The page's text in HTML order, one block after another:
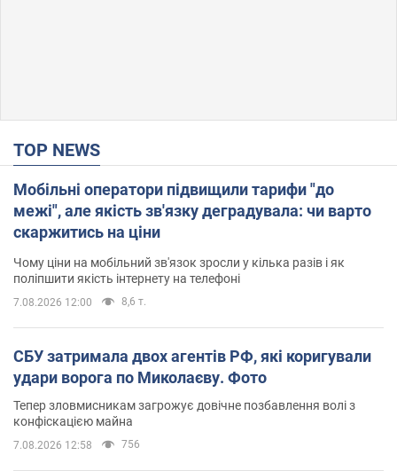
TOP NEWS
Мобільні оператори підвищили тарифи "до
межі", але якість зв'язку деградувала: чи варто
скаржитись на ціни
Чому ціни на мобільний зв'язок зросли у кілька разів і як
поліпшити якість інтернету на телефоні
7.08.2026 12:00 8,6 т.
СБУ затримала двох агентів РФ, які коригували
удари ворога по Миколаєву. Фото
Тепер зловмисникам загрожує довічне позбавлення волі з
конфіскацією майна
7.08.2026 12:58 756